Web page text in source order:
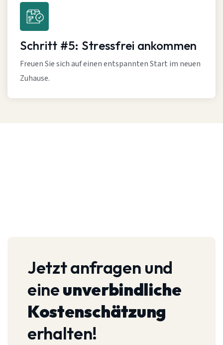
Schritt #5: Stressfrei ankommen
Freuen Sie sich auf einen entspannten Start im neuen
Zuhause.
Jetzt anfragen und
eineunverbindliche
Kostenschätzung
erhalten!